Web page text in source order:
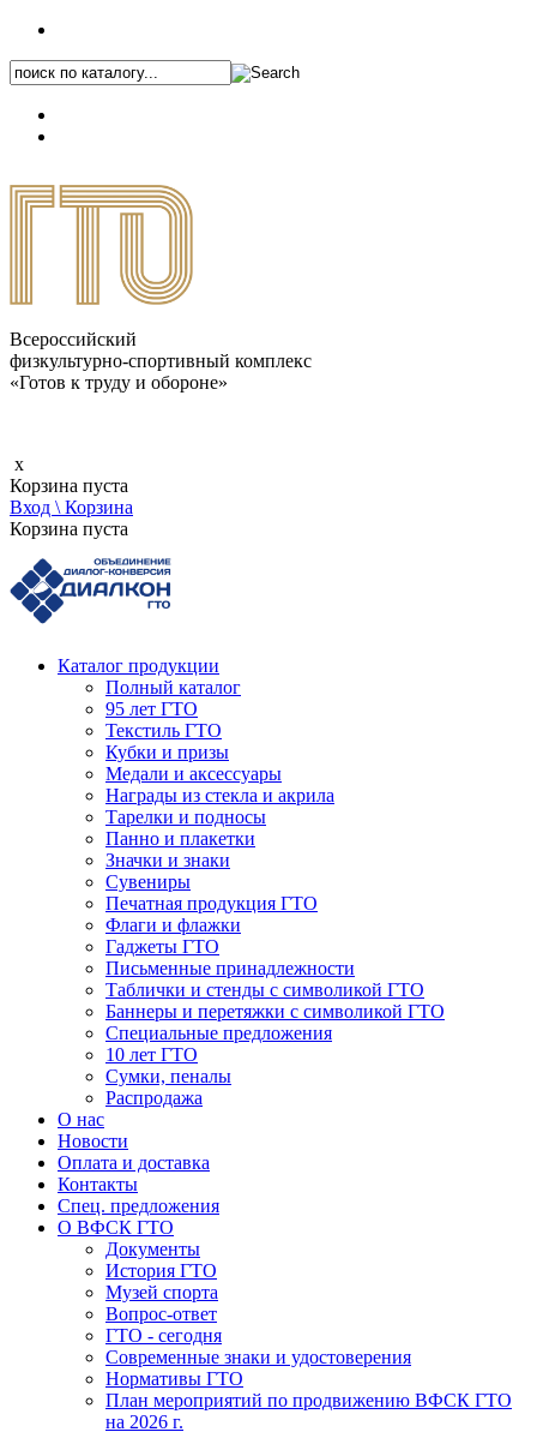
Всероссийский
физкультурно-спортивный комплекс
«Готов к труду и обороне»
x
Корзина пуста
Вход \ Корзина
Корзина пуста
Каталог продукции
Полный каталог
95 лет ГТО
Текстиль ГТО
Кубки и призы
Медали и аксессуары
Награды из стекла и акрила
Тарелки и подносы
Панно и плакетки
Значки и знаки
Сувениры
Печатная продукция ГТО
Флаги и флажки
Гаджеты ГТО
Письменные принадлежности
Таблички и стенды с символикой ГТО
Баннеры и перетяжки с символикой ГТО
Специальные предложения
10 лет ГТО
Сумки, пеналы
Распродажа
О нас
Новости
Оплата и доставка
Контакты
Спец. предложения
О ВФСК ГТО
Документы
История ГТО
Музей спорта
Вопрос-ответ
ГТО - сегодня
Современные знаки и удостоверения
Нормативы ГТО
План мероприятий по продвижению ВФСК ГТО
на 2026 г.